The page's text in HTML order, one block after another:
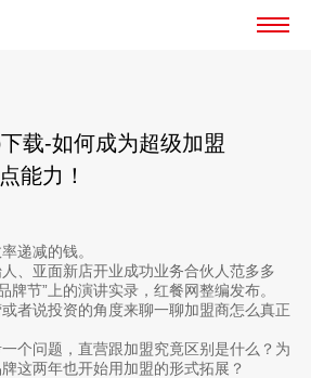
载-如何成为超级加盟
能力！
减的钱。
亚面新店开业成功业务合伙人范多多
牌节”上的演讲实录，红餐网整编发布。
说投资的角度来聊一聊加盟商怎么真正
问题，直营跟加盟究竟区别是什么？为
这两年也开始用加盟的形式拓展？